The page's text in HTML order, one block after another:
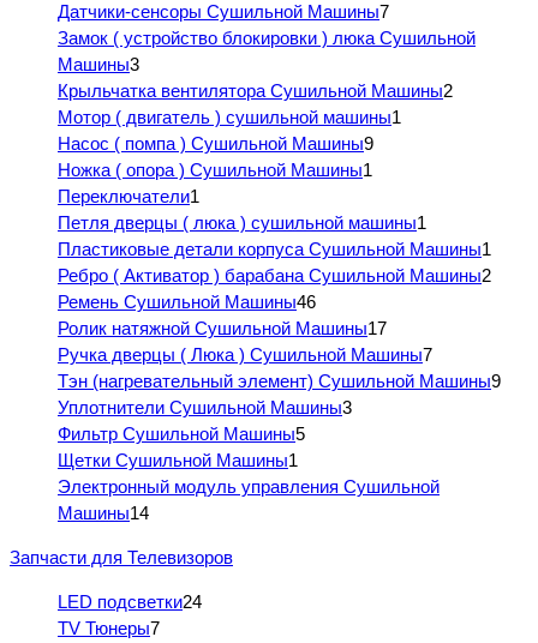
Датчики-сенсоры Сушильной Машины7
Замок ( устройство блокировки ) люка Сушильной
Машины3
Крыльчатка вентилятора Сушильной Машины2
Мотор ( двигатель ) сушильной машины1
Насос ( помпа ) Сушильной Машины9
Ножка ( опора ) Сушильной Машины1
Переключатели1
Петля дверцы ( люка ) сушильной машины1
Пластиковые детали корпуса Сушильной Машины1
Ребро ( Активатор ) барабана Сушильной Машины2
Ремень Сушильной Машины46
Ролик натяжной Сушильной Машины17
Ручка дверцы ( Люка ) Сушильной Машины7
Тэн (нагревательный элемент) Сушильной Машины9
Уплотнители Сушильной Машины3
Фильтр Сушильной Машины5
Щетки Сушильной Машины1
Электронный модуль управления Сушильной
Машины14
Запчасти для Телевизоров
LED подсветки24
TV Тюнеры7